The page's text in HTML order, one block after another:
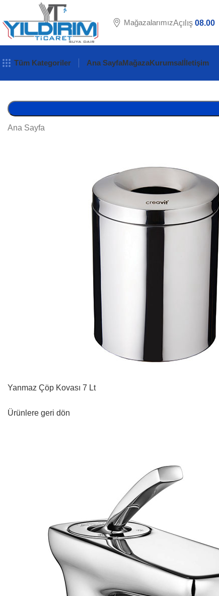
MağazalarımızAçılış 08.00
Tüm Kategoriler Ana SayfaMağazaKurumsalİletişim
Ana Sayfa
Yanmaz Çöp Kovası 7 Lt
Ürünlere geri dön